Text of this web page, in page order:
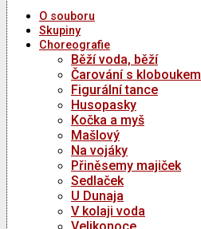
O souboru
Skupiny
Choreografie
Běží voda, běží
Čarování s kloboukem
Figurální tance
Husopasky
Kočka a myš
Mašlový
Na vojáky
Přiněsemy majiček
Sedlaček
U Dunaja
V kolaji voda